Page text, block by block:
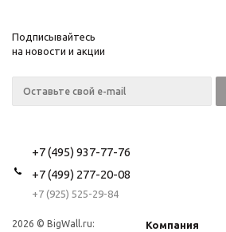
Подписывайтесь
на новости и акции
+7 (495) 937-77-76
+7 (499) 277-20-08
+7 (925) 525-29-84
2026 © BigWall.ru:
Компания